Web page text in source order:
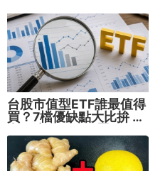
台股市值型ETF誰最值得
買？7檔優缺點大比拚 找